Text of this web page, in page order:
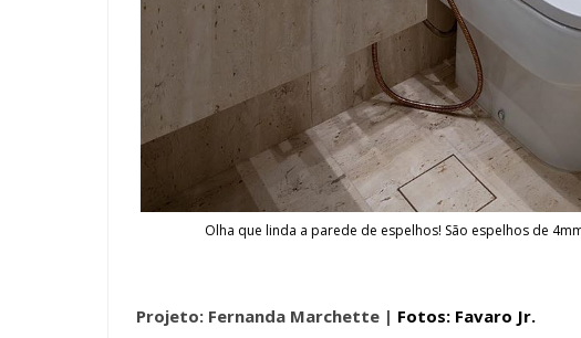
Olha que linda a parede de espelhos! São espelhos de
Projeto: Fernanda Marchette | Fotos: Favaro Jr.